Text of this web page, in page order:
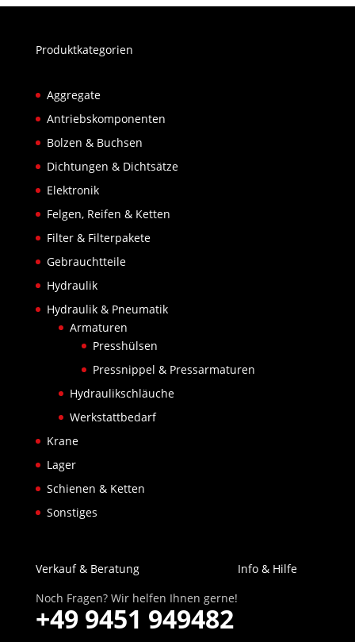
Produktkategorien
Aggregate
Antriebskomponenten
Bolzen & Buchsen
Dichtungen & Dichtsätze
Elektronik
Felgen, Reifen & Ketten
Filter & Filterpakete
Gebrauchtteile
Hydraulik
Hydraulik & Pneumatik
Armaturen
Presshülsen
Pressnippel & Pressarmaturen
Hydraulikschläuche
Werkstattbedarf
Krane
Lager
Schienen & Ketten
Sonstiges
Verkauf & Beratung
Noch Fragen? Wir helfen Ihnen gerne!
+49 9451 949482
Info & Hilfe